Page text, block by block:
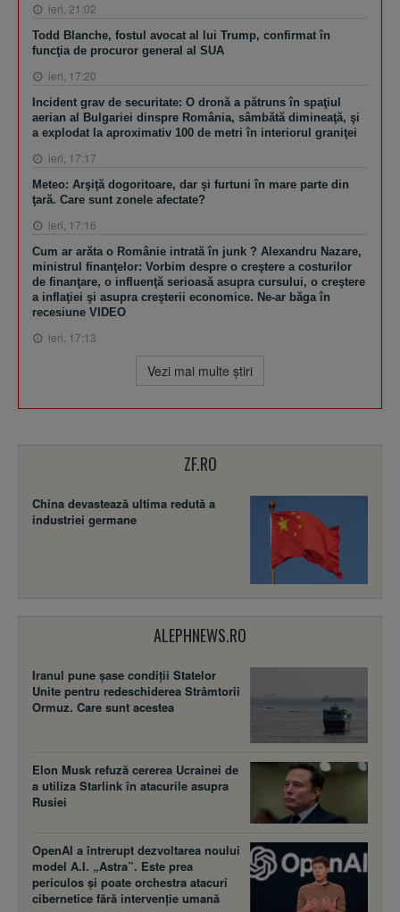
ieri, 21:02
Todd Blanche, fostul avocat al lui Trump, confirmat în
funcţia de procuror general al SUA
ieri, 17:20
Incident grav de securitate: O dronă a pătruns în spaţiul
aerian al Bulgariei dinspre România, sâmbătă dimineaţă, şi
a explodat la aproximativ 100 de metri în interiorul graniţei
ieri, 17:17
Meteo: Arşiţă dogoritoare, dar şi furtuni în mare parte din
ţară. Care sunt zonele afectate?
ieri, 17:16
Cum ar arăta o Românie intrată în junk ? Alexandru Nazare,
ministrul finanţelor: Vorbim despre o creştere a costurilor
de finanţare, o influenţă serioasă asupra cursului, o creştere
a inflaţiei şi asupra creşterii economice. Ne-ar băga în
recesiune VIDEO
ieri, 17:13
Vezi mai multe ştiri
ZF.RO
China devastează ultima redută a
industriei germane
ALEPHNEWS.RO
Iranul pune șase condiții Statelor
Unite pentru redeschiderea Strâmtorii
Ormuz. Care sunt acestea
Elon Musk refuză cererea Ucrainei de
a utiliza Starlink în atacurile asupra
Rusiei
OpenAI a întrerupt dezvoltarea noului
model A.I. „Astra”. Este prea
periculos și poate orchestra atacuri
cibernetice fără intervenție umană